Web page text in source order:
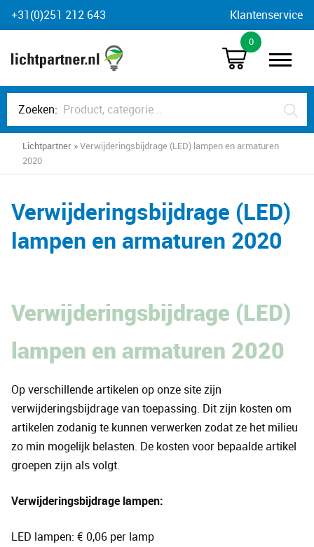
Skip
to
+31(0)251 212 643 Klantenservice
0
Zoeken:
Lichtpartner »Verwijderingsbijdrage (LED) lampen en armaturen
2020
Verwijderingsbijdrage (LED)
lampen en armaturen 2020
Verwijderingsbijdrage (LED)
lampen en armaturen 2020
Op verschillende artikelen op onze site zijn
verwijderingsbijdrage van toepassing. Dit zijn kosten om
artikelen zodanig te kunnen verwerken zodat ze het milieu
zo min mogelijk belasten. De kosten voor bepaalde artikel
groepen zijn als volgt.
Verwijderingsbijdrage lampen:
LED lampen: € 0,06 per lamp